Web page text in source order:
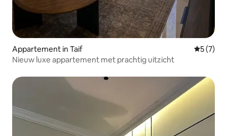
Appartement in Taif
5 (7)
Nieuw luxe appartement met prachtig uitzicht